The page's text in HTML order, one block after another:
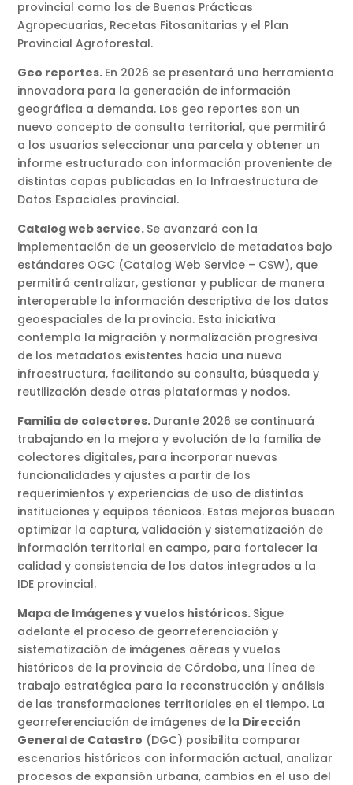
provincial como los de Buenas Prácticas
Agropecuarias, Recetas Fitosanitarias y el Plan
Provincial Agroforestal.
Geo reportes. En 2026 se presentará una herramienta
innovadora para la generación de información
geográfica a demanda. Los geo reportes son un
nuevo concepto de consulta territorial, que permitirá
a los usuarios seleccionar una parcela y obtener un
informe estructurado con información proveniente de
distintas capas publicadas en la Infraestructura de
Datos Espaciales provincial.
Catalog web service. Se avanzará con la
implementación de un geoservicio de metadatos bajo
estándares OGC (Catalog Web Service – CSW), que
permitirá centralizar, gestionar y publicar de manera
interoperable la información descriptiva de los datos
geoespaciales de la provincia. Esta iniciativa
contempla la migración y normalización progresiva
de los metadatos existentes hacia una nueva
infraestructura, facilitando su consulta, búsqueda y
reutilización desde otras plataformas y nodos.
Familia de colectores. Durante 2026 se continuará
trabajando en la mejora y evolución de la familia de
colectores digitales, para incorporar nuevas
funcionalidades y ajustes a partir de los
requerimientos y experiencias de uso de distintas
instituciones y equipos técnicos. Estas mejoras buscan
optimizar la captura, validación y sistematización de
información territorial en campo, para fortalecer la
calidad y consistencia de los datos integrados a la
IDE provincial.
Mapa de Imágenes y vuelos históricos. Sigue
adelante el proceso de georreferenciación y
sistematización de imágenes aéreas y vuelos
históricos de la provincia de Córdoba, una línea de
trabajo estratégica para la reconstrucción y análisis
de las transformaciones territoriales en el tiempo. La
georreferenciación de imágenes de la Dirección
General de Catastro (DGC) posibilita comparar
escenarios históricos con información actual, analizar
procesos de expansión urbana, cambios en el uso del